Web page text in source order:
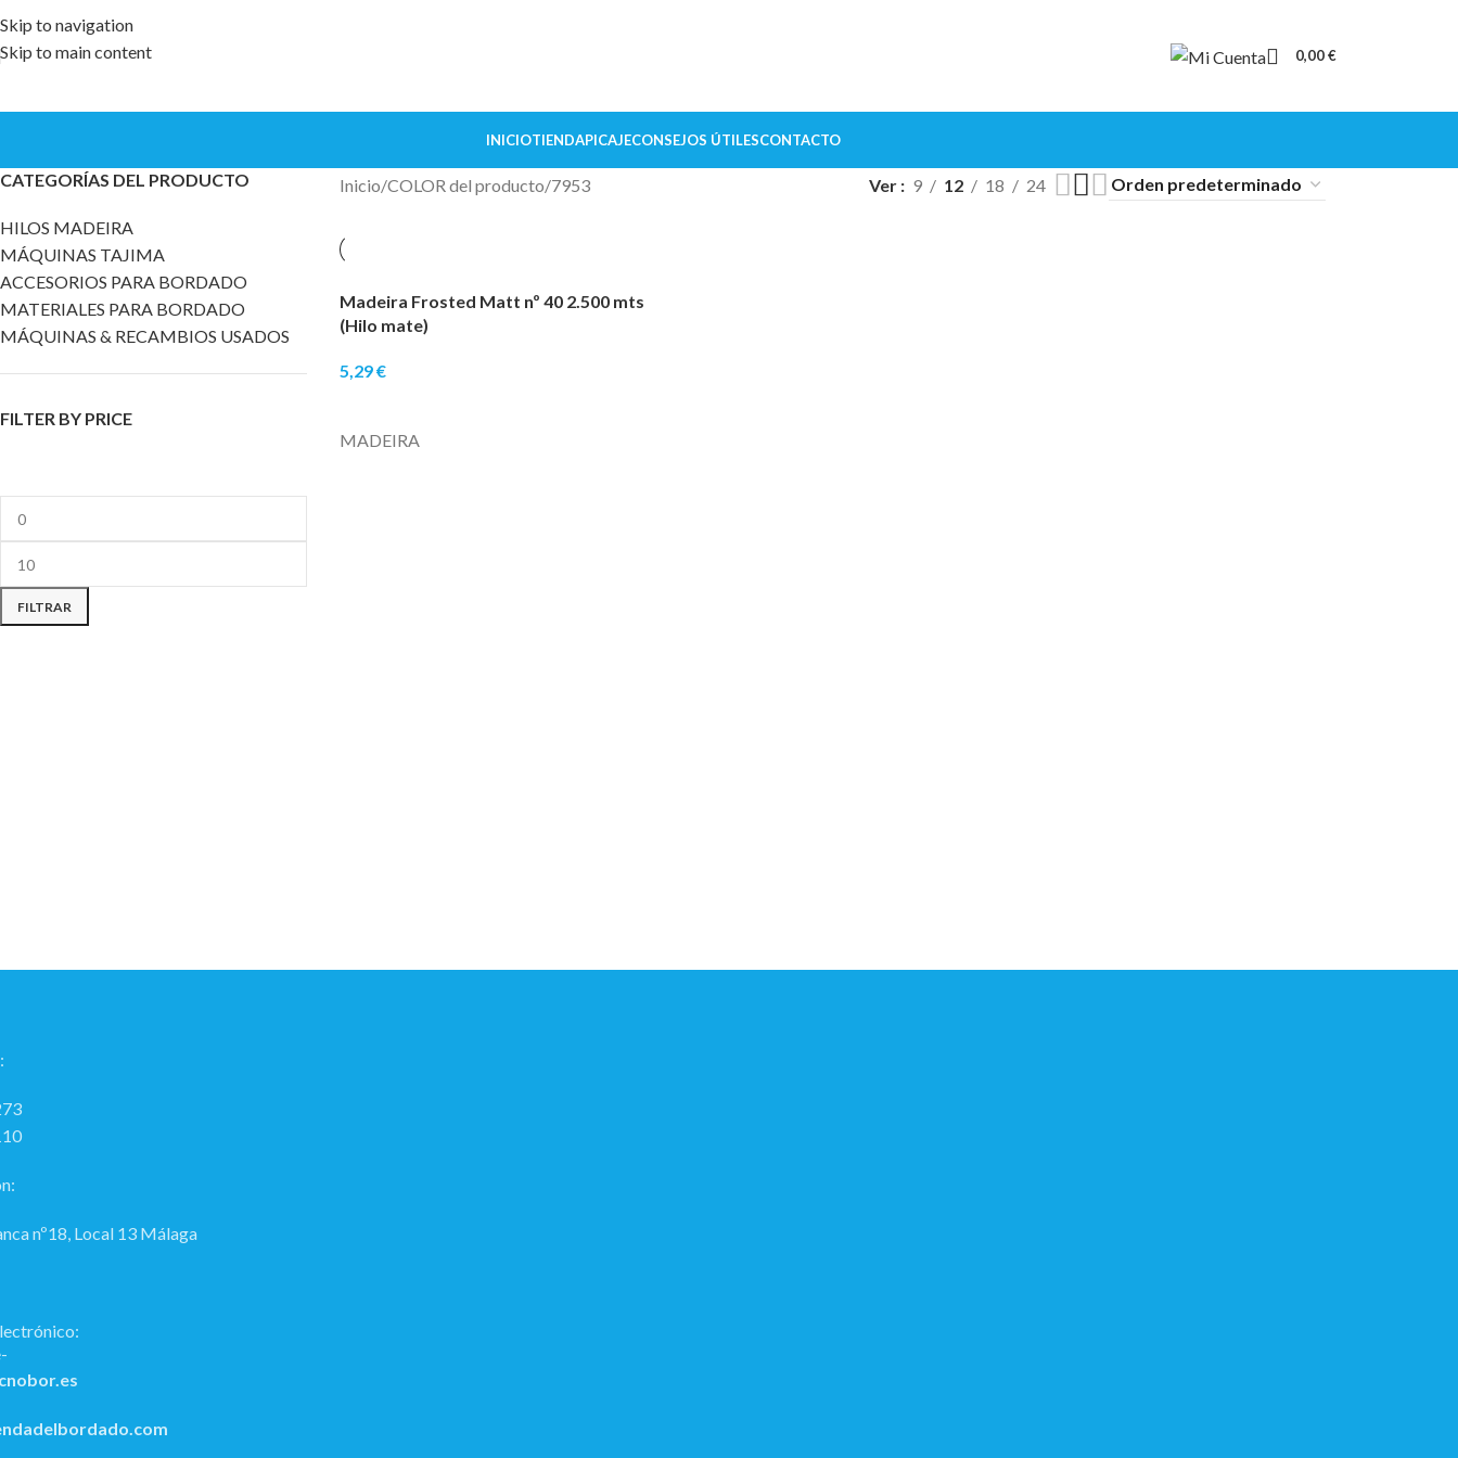
Skip to navigation
Skip to main content
0,00€
INICIOTIENDAPICAJECONSEJOS ÚTILESCONTACTO
CATEGORÍAS DEL PRODUCTO
HILOS MADEIRA
MÁQUINAS TAJIMA
ACCESORIOS PARA BORDADO
MATERIALES PARA BORDADO
MÁQUINAS & RECAMBIOS USADOS
FILTER BY PRICE
FILTRAR
Inicio COLOR del producto 7953 Ver 9 12 18 24
Madeira Frosted Matt nº 40 2.500 mts
(Hilo mate)
5,29€
MADEIRA
nº18, Local 13 Málaga